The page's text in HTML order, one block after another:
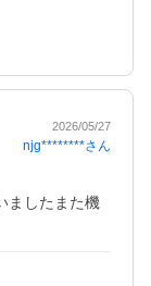
2026/05/27
njg********さん
ましたまた機